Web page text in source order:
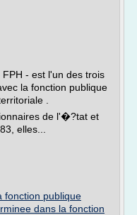
- est l'un des trois
la fonction publique
.
de l'�?tat et
elles...
fonction publique
dans la fonction